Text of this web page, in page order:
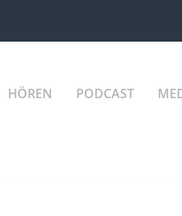
HÖREN PODCAST